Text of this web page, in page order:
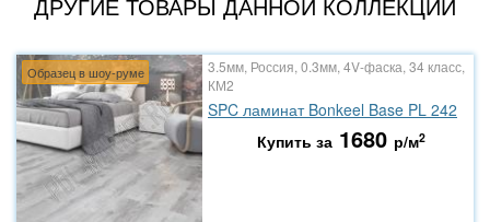
Образец в шоу-руме
3.5мм, Россия, 0.3мм, 4V-фаска, 34 класс,
КМ2
SPC ламинат Bonkeel Base PL 242
Купить за 1680 р/м2